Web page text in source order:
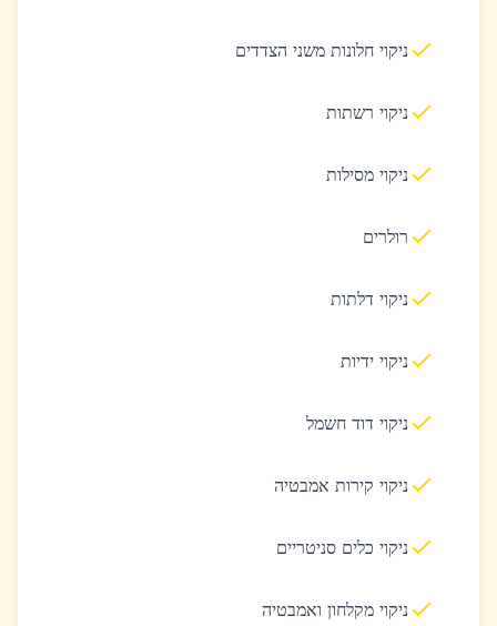
ניקוי חלונות משני הצדדים
ניקוי רשתות
ניקוי מסילות
רולרים
ניקוי דלתות
ניקוי ידיות
ניקוי דוד חשמל
ניקוי קירות אמבטיה
ניקוי כלים סניטריים
ניקוי מקלחון ואמבטיה